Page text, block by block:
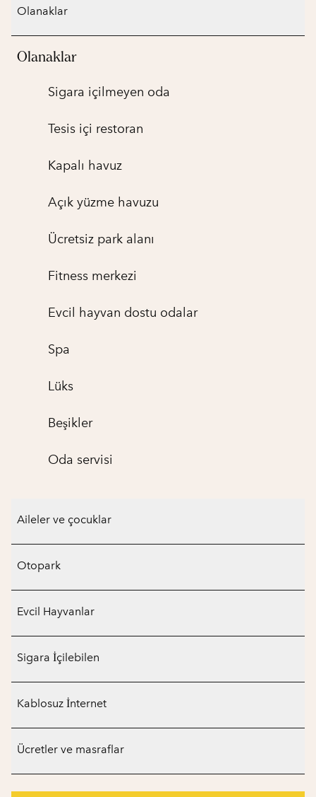
Olanaklar
Olanaklar
Sigara içilmeyen oda
Tesis içi restoran
Kapalı havuz
Açık yüzme havuzu
Ücretsiz park alanı
Fitness merkezi
Evcil hayvan dostu odalar
Spa
Lüks
Beşikler
Oda servisi
Aileler ve çocuklar
Otopark
Evcil Hayvanlar
Sigara İçilebilen
Kablosuz İnternet
Ücretler ve masraflar